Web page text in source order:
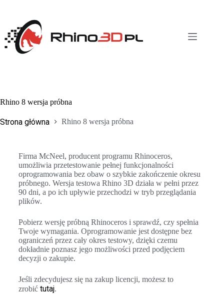
Rhino 8 wersja próbna
Strona główna Rhino 8 wersja próbna
Firma McNeel, producent programu Rhinoceros,
umożliwia przetestowanie pełnej funkcjonalności
oprogramowania bez obaw o szybkie zakończenie okresu
próbnego. Wersja testowa Rhino 3D działa w pełni przez
90 dni, a po ich upływie przechodzi w tryb przeglądania
plików.
Pobierz wersję próbną Rhinoceros i sprawdź, czy spełnia
Twoje wymagania. Oprogramowanie jest dostępne bez
ograniczeń przez cały okres testowy, dzięki czemu
dokładnie poznasz jego możliwości przed podjęciem
decyzji o zakupie.
Jeśli zdecydujesz się na zakup licencji, możesz to
zrobić tutaj.